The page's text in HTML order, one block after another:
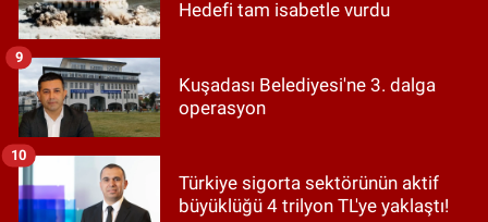
Hedefi tam isabetle vurdu
Kuşadası Belediyesi'ne 3. dalga
operasyon
9
Türkiye sigorta sektörünün aktif
büyüklüğü 4 trilyon TL'ye yaklaştı!
10